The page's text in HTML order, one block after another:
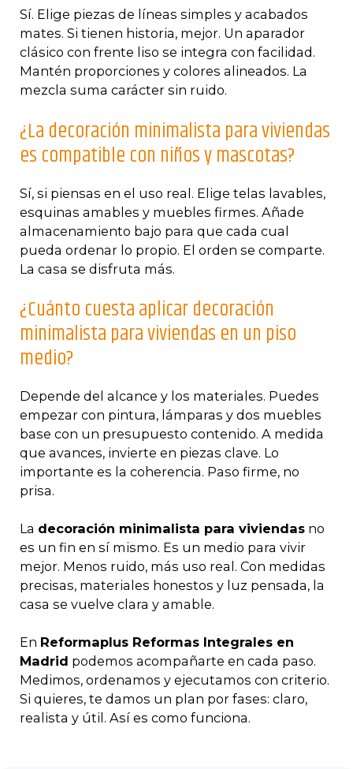
Sí. Elige piezas de líneas simples y acabados
mates. Si tienen historia, mejor. Un aparador
clásico con frente liso se integra con facilidad.
Mantén proporciones y colores alineados. La
mezcla suma carácter sin ruido.
¿La decoración minimalista para viviendas
es compatible con niños y mascotas?
Sí, si piensas en el uso real. Elige telas lavables,
esquinas amables y muebles firmes. Añade
almacenamiento bajo para que cada cual
pueda ordenar lo propio. El orden se comparte.
La casa se disfruta más.
¿Cuánto cuesta aplicar decoración
minimalista para viviendas en un piso
medio?
Depende del alcance y los materiales. Puedes
empezar con pintura, lámparas y dos muebles
base con un presupuesto contenido. A medida
que avances, invierte en piezas clave. Lo
importante es la coherencia. Paso firme, no
prisa.
La decoración minimalista para viviendas no
es un fin en sí mismo. Es un medio para vivir
mejor. Menos ruido, más uso real. Con medidas
precisas, materiales honestos y luz pensada, la
casa se vuelve clara y amable.
En Reformaplus Reformas Integrales en
Madrid podemos acompañarte en cada paso.
Medimos, ordenamos y ejecutamos con criterio.
Si quieres, te damos un plan por fases: claro,
realista y útil. Así es como funciona.